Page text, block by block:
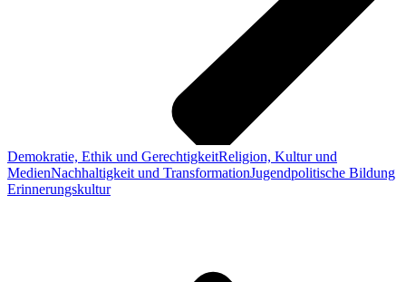
Demokratie, Ethik und GerechtigkeitReligion, Kultur und
MedienNachhaltigkeit und TransformationJugendpolitische Bildung
Erinnerungskultur